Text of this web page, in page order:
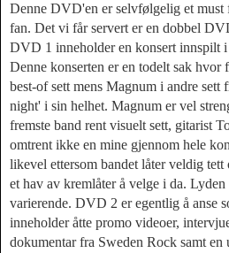
Denne DVD'en er selvfølgelig et must
fan. Det vi får servert er en dobbel
DVD 1 inneholder en konsert innspilt
Denne konserten er en todelt sak hvor
best-of sett mens Magnum i andre sett
night' i sin helhet. Magnum er vel
fremste band rent visuelt sett, gitarist
omtrent ikke en mine gjennom hele
likevel ettersom bandet låter veldig tett
et hav av kremlåter å velge i da.
varierende. DVD 2 er egentlig å anse
inneholder åtte promo videoer,
dokumentar fra Sweden Rock samt